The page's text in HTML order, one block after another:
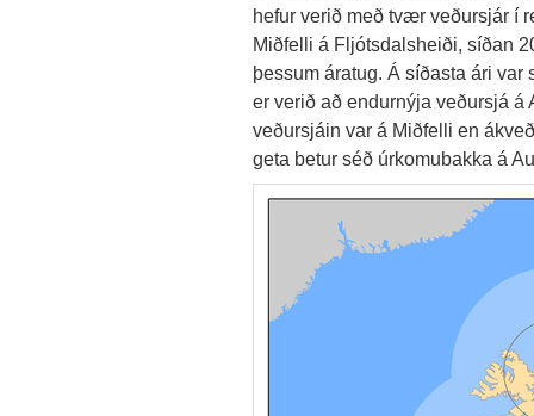
hefur verið með tvær veðursjár í
Miðfelli á Fljótsdalsheiði, síðan
þessum áratug. Á síðasta ári
er verið að endurnýja veðursjá
veðursjáin var á Miðfelli en
geta betur séð úrkomubakka á